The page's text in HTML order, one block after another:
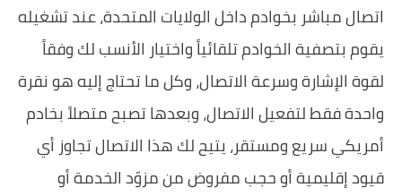
اتصال مباشر بخوادم داخل الولايات المتحدة، عند تشغيله
يقوم بتصفية الخوادم تلقائياً واختيار الأنسب لك وفقاً
لقوة الإشارة وسرعة الاتصال، وكل ما تحتاج إليه هو نقرة
واحدة فقط لتفعيل الاتصال، وبعدها تصبح متصلاً بخادم
أمريكي سريع ومستقر، يتيح لك هذا الاتصال تجاوز أي
قيود إقليمية أو حجب مفروض من مزوّد الخدمة أو